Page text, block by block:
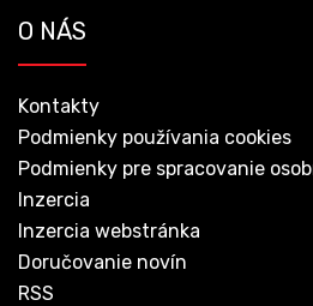
O NÁS
Kontakty
Podmienky používania cookies
Podmienky pre spracovanie
Inzercia
Inzercia webstránka
Doručovanie novín
RSS